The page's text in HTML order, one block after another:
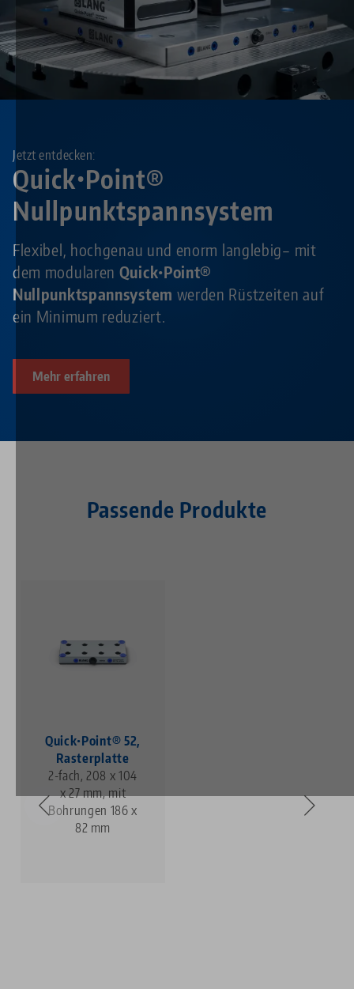
Quick•Point®
Nullpunktspannsystem
Jetzt entdecken:
Flexibel, hochgenau und enorm langlebig– mit
dem modularen Quick•Point®
Nullpunktspannsystem werden Rüstzeiten auf
ein Minimum reduziert.
Mehr erfahren
Passende Produkte
Quick•Point® 52,
Rasterplatte
2-fach, 208 x 104
x 27 mm, mit
Bohrungen 186 x
82 mm